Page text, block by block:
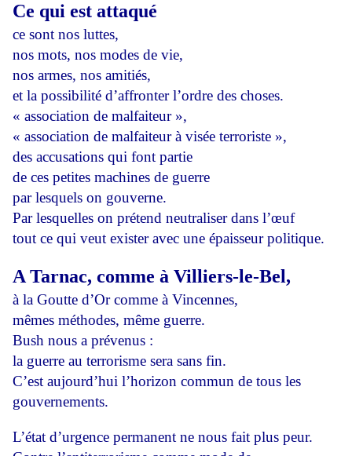
Ce qui est attaqué
ce sont nos luttes,
nos mots, nos modes de vie,
nos armes, nos amitiés,
et la possibilité d’affronter l’ordre des choses.
« association de malfaiteur »,
« association de malfaiteur à visée terroriste »,
des accusations qui font partie
de ces petites machines de guerre
par lesquels on gouverne.
Par lesquelles on prétend neutraliser dans l’œuf
tout ce qui veut exister avec une épaisseur politique.
A Tarnac, comme à Villiers-le-Bel,
à la Goutte d’Or comme à Vincennes,
mêmes méthodes, même guerre.
Bush nous a prévenus :
la guerre au terrorisme sera sans fin.
C’est aujourd’hui l’horizon commun de tous les
gouvernements.
L’état d’urgence permanent ne nous fait plus peur.